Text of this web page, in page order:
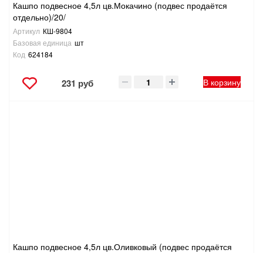
Кашпо подвесное 4,5л цв.Мокачино (подвес продаётся
отдельно)/20/
Артикул КШ-9804
Базовая единица шт
Код 624184
231 руб В корзину
Кашпо подвесное 4,5л цв.Оливковый (подвес продаётся